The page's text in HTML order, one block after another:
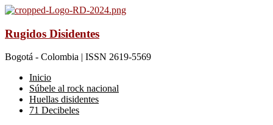
Rugidos Disidentes
Bogotá - Colombia | ISSN 2619-5569
Inicio
Súbele al rock nacional
Huellas disidentes
71 Decibeles